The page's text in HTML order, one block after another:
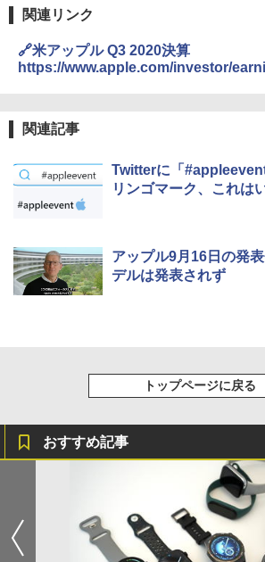
関連リンク
🔗米アップル Q3 2020決算
https://www.apple.com/investor/
関連記事
Twitterに「
リンゴマーク、これは
アップル9月16日の発
デルは発表されず
トップページに戻る
おすすめ記事